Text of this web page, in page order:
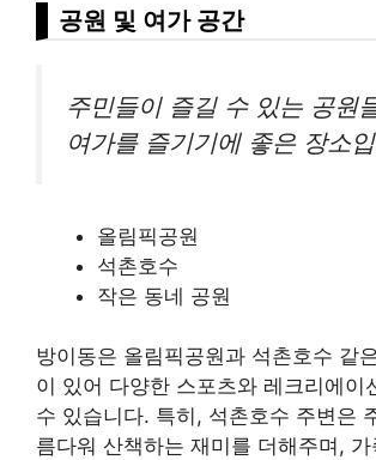
공원 및 여가 공간
주민들이 즐길 수 있는 공원
여가를 즐기기에 좋은 장소
올림픽공원
석촌호수
작은 동네 공원
방이동은 올림픽공원과 석촌호수 같
이 있어 다양한 스포츠와 레크리에이
수 있습니다. 특히, 석촌호수 주변은
름다워 산책하는 재미를 더해주며,